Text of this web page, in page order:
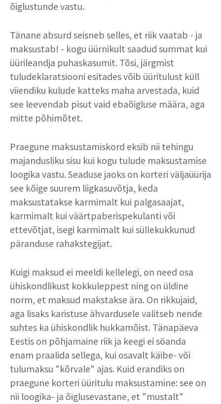
õiglustunde vastu.
Tänane absurd seisneb selles, et riik vaatab - ja
maksustab! - kogu üürnikult saadud summat kui
üürileandja puhaskasumit. Tõsi, järgmist
tuludeklaratsiooni esitades võib üüritulust küll
viiendiku kulude katteks maha arvestada, kuid
see leevendab pisut vaid ebaõigluse määra, aga
mitte põhimõtet.
Praegune maksustamiskord eksib nii tehingu
majandusliku sisu kui kogu tulude maksustamise
loogika vastu. Seaduse jaoks on korteri väljaüürija
see kõige suurem liigkasuvõtja, keda
maksustatakse karmimalt kui palgasaajat,
karmimalt kui väärtpaberispekulanti või
ettevõtjat, isegi karmimalt kui süllekukkunud
päranduse rahakstegijat.
Kuigi maksud ei meeldi kellelegi, on need osa
ühiskondlikust kokkuleppest ning on üldine
norm, et maksud makstakse ära. On rikkujaid,
aga lisaks karistuse ähvardusele valitseb nende
suhtes ka ühiskondlik hukkamõist. Tänapäeva
Eestis on põhjamaine riik ja keegi ei söanda
enam praalida sellega, kui osavalt käibe- või
tulumaksu "kõrvale" ajas. Kuid erandiks on
praegune korteri üüritulu maksustamine: see on
nii loogika- ja õiglusevastane, et "mustalt"